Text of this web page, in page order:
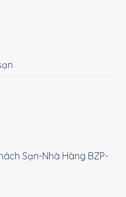
Sạn-Nhà Hàng BZP-